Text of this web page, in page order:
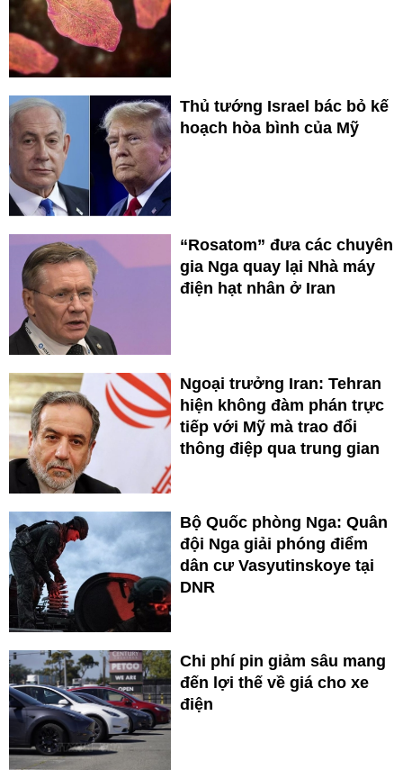
Thủ tướng Israel bác bỏ kế
hoạch hòa bình của Mỹ
“Rosatom” đưa các chuyên
gia Nga quay lại Nhà máy
điện hạt nhân ở Iran
Ngoại trưởng Iran: Tehran
hiện không đàm phán trực
tiếp với Mỹ mà trao đổi
thông điệp qua trung gian
Bộ Quốc phòng Nga: Quân
đội Nga giải phóng điểm
dân cư Vasyutinskoye tại
DNR
Chi phí pin giảm sâu mang
đến lợi thế về giá cho xe
điện